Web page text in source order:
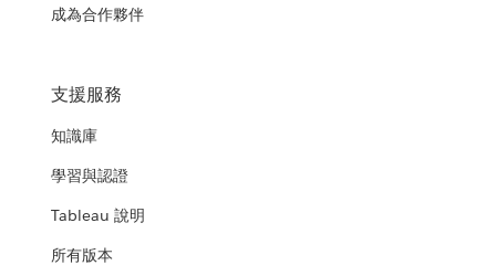
成為合作夥伴
支援服務
知識庫
學習與認證
Tableau 說明
所有版本